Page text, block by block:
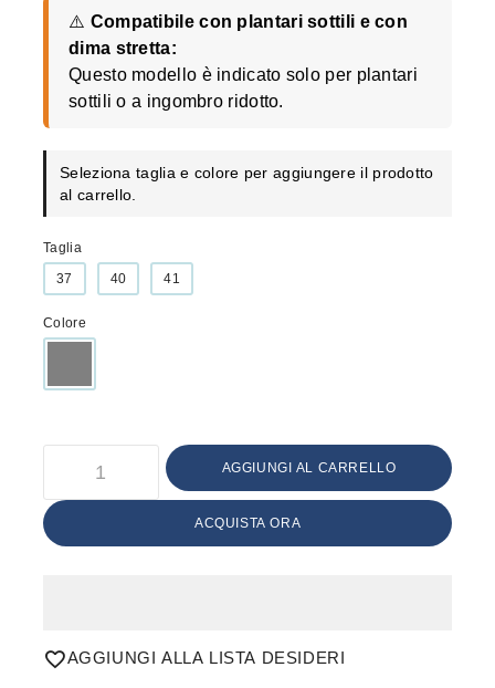
⚠️ Compatibile con plantari sottili e con
dima stretta:
Questo modello è indicato solo per plantari
sottili o a ingombro ridotto.
Seleziona taglia e colore per aggiungere il prodotto
al carrello.
Taglia
37
40 41
Colore
AGGIUNGI AL CARRELLO
ACQUISTA ORA
AGGIUNGI ALLA LISTA DESIDERI